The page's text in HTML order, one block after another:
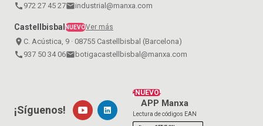
call 972 27 45 27emailindustrial@manxa.com
CastellbisbalNUEVOVer más
place C. Acústica, 9 · 08755 Castellbisbal (Barcelona)
call 937 50 34 06emailbotigacastellbisbal@manxa.com
¡NUEVO!
APP Manxa
Lectura de códigos EAN
¡Síguenos!